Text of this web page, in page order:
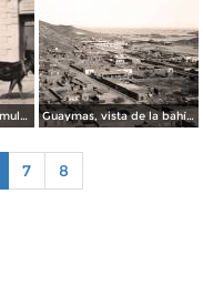
Guaymas, Tranvía de mulas Guaymas, vista de la bahía y Cerro del Cabezón, 1905
7
8